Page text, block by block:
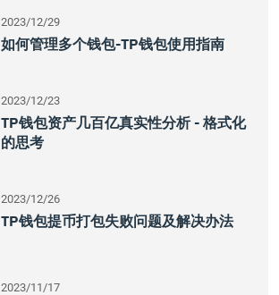
2023/12/29
如何管理多个钱包-TP钱包使用指南
2023/12/23
TP钱包资产几百亿真实性分析 - 格式化
的思考
2023/12/26
TP钱包提币打包失败问题及解决办法
2023/11/17